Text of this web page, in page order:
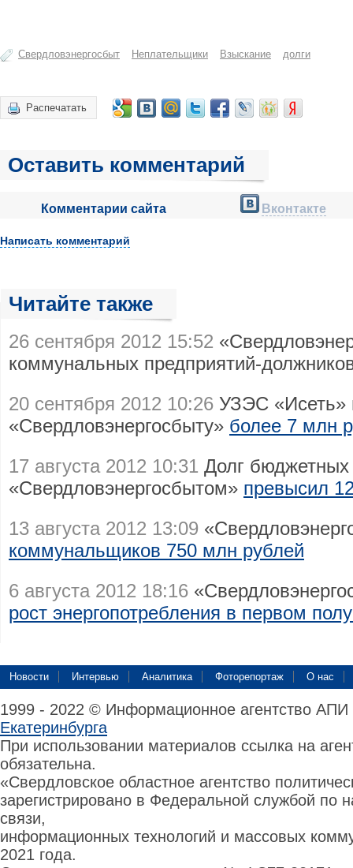
Свердловэнергосбыт Неплательщики Взыскание долги
Распечатать
Оставить комментарий
Комментарии сайта Вконтакте
Написать комментарий
Читайте также
26 сентября 2012 15:52
коммунальных предприятий-
20 сентября 2012 10:26 УЗЭС «Исеть»
«Свердловэнергосбыту» более 7 млн
17 августа 2012 10:31 Долг бюджетных
«Свердловэнергосбытом» превысил
13 августа 2012 13:09
коммунальщиков 750 млн рублей
6 августа 2012 18:16
рост энергопотребления в первом
Новости Интервью Аналитика Фоторепортаж О нас
1999 - 2022 © Информационное агентство
Екатеринбурга
При использовании материалов ссылка на
обязательна.
«Свердловское областное агентство
зарегистрировано в Федеральной службой по
связи,
информационных технологий и массовых
2021 года.